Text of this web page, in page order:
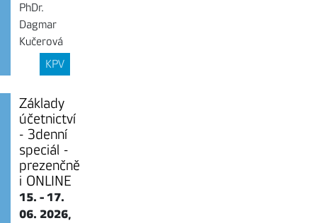
PhDr.
Dagmar
Kučerová
KPV
Základy
účetnictví
- 3denní
speciál -
prezenčně
i ONLINE
15. - 17.
06. 2026,